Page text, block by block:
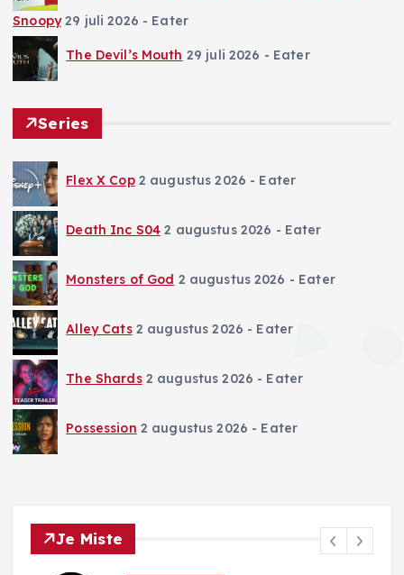
Snoopy 29 juli 2026 - Eater
The Devil’s Mouth 29 juli 2026 - Eater
Series
Flex X Cop 2 augustus 2026 - Eater
Death Inc S04 2 augustus 2026 - Eater
Monsters of God 2 augustus 2026 - Eater
Alley Cats 2 augustus 2026 - Eater
The Shards 2 augustus 2026 - Eater
Possession 2 augustus 2026 - Eater
Je Miste